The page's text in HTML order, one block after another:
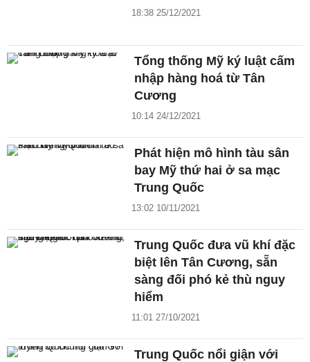
18:38 25/12/2021
Tổng thống Mỹ ký luật cấm
nhập hàng hoá từ Tân
Cương
10:14 24/12/2021
Phát hiện mô hình tàu sân
bay Mỹ thứ hai ở sa mạc
Trung Quốc
13:02 10/11/2021
Trung Quốc đưa vũ khí đặc
biệt lên Tân Cương, sẵn
sàng đối phó kẻ thù nguy
hiểm
11:01 27/10/2021
Trung Quốc nổi giận với